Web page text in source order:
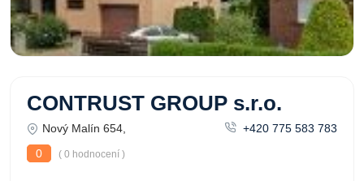
CONTRUST GROUP s.r.o.
Nový Malín 654,
+420 775 583 783
0
( 0 hodnocení )